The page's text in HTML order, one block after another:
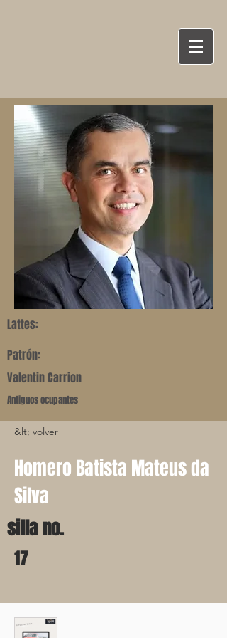
Lattes:
Patrón:
Valentin Carrion
Antiguos ocupantes
&lt; volver
Homero Batista Mateus da
Silva
silla no.
17